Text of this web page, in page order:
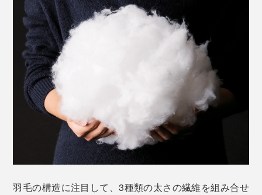
羽毛の構造に注目して、3種類の太さの繊維を組み合せ